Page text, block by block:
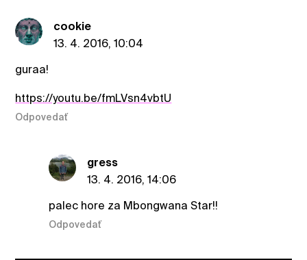
cookie
13. 4. 2016, 10:04
guraa!
https://youtu.be/fmLVsn4vbtU
Odpovedať
gress
13. 4. 2016, 14:06
palec hore za Mbongwana Star!!
Odpovedať